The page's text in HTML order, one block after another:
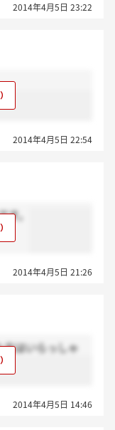
すがw
2014年4月5日 23:22
2014年4月5日 22:54
。
2014年4月5日 21:26
はいらっしゃ
2014年4月5日 14:46